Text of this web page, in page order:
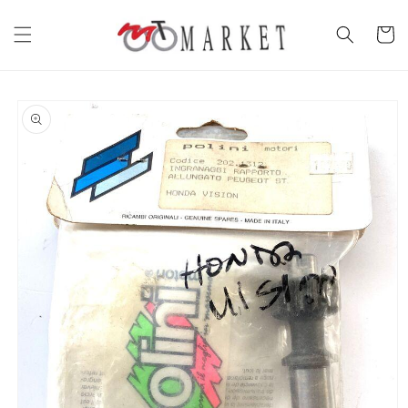
ai contenuti
Carrello
informazioni
sul prodotto